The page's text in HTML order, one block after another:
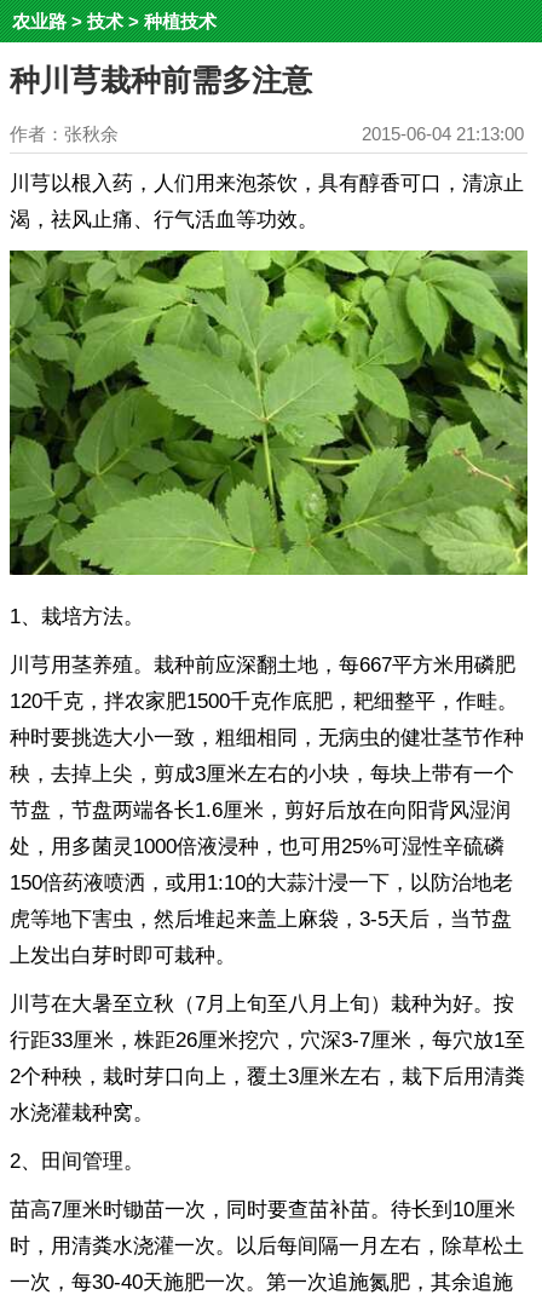
农业路>技术>种植技术
种川芎栽种前需多注意
作者：张秋余 2015-06-04 21:13:00
川芎以根入药，人们用来泡茶饮，具有醇香可口，清凉止
渴，祛风止痛、行气活血等功效。
1、栽培方法。
川芎用茎养殖。栽种前应深翻土地，每667平方米用磷肥
120千克，拌农家肥1500千克作底肥，耙细整平，作畦。
种时要挑选大小一致，粗细相同，无病虫的健壮茎节作种
秧，去掉上尖，剪成3厘米左右的小块，每块上带有一个
节盘，节盘两端各长1.6厘米，剪好后放在向阳背风湿润
处，用多菌灵1000倍液浸种，也可用25%可湿性辛硫磷
150倍药液喷洒，或用1:10的大蒜汁浸一下，以防治地老
虎等地下害虫，然后堆起来盖上麻袋，3-5天后，当节盘
上发出白芽时即可栽种。
川芎在大暑至立秋（7月上旬至八月上旬）栽种为好。按
行距33厘米，株距26厘米挖穴，穴深3-7厘米，每穴放1至
2个种秧，栽时芽口向上，覆土3厘米左右，栽下后用清粪
水浇灌栽种窝。
2、田间管理。
苗高7厘米时锄苗一次，同时要查苗补苗。待长到10厘米
时，用清粪水浇灌一次。以后每间隔一月左右，除草松土
一次，每30-40天施肥一次。第一次追施氮肥，其余追施